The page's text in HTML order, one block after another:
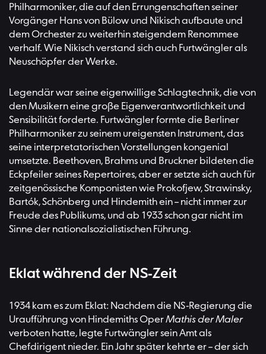
Philharmoniker, die auf den Errungenschaften seiner
Vorgänger Hans von Bülow und Nikisch aufbaute und
dem Orchester zu weiterhin steigendem Renommee
verhalf. Wie Nikisch verstand sich auch Furtwängler als
Neuschöpfer der Werke.
Legendär war seine eigenwillige Schlagtechnik, die von
den Musikern eine große Eigenverantwortlichkeit und
Sensibilität forderte. Furtwängler formte die Berliner
Philharmoniker zu seinem ureigensten Instrument, das
seine interpretatorischen Vorstellungen kongenial
umsetzte. Beethoven, Brahms und Bruckner bildeten die
Eckpfeiler seines Repertoires, aber er setzte sich auch für
zeitgenössische Komponisten wie Prokofjew, Strawinsky,
Bartók, Schönberg und Hindemith ein – nicht immer zur
Freude des Publikums, und ab 1933 schon gar nicht im
Sinne der nationalsozialistischen Führung.
Eklat während der NS-Zeit
1934 kam es zum Eklat: Nachdem die NS-Regierung die
Uraufführung von Hindemiths OperMathis der Maler
verboten hatte, legte Furtwängler sein Amt als
Chefdirigent nieder. Ein Jahr später kehrte er – der sich